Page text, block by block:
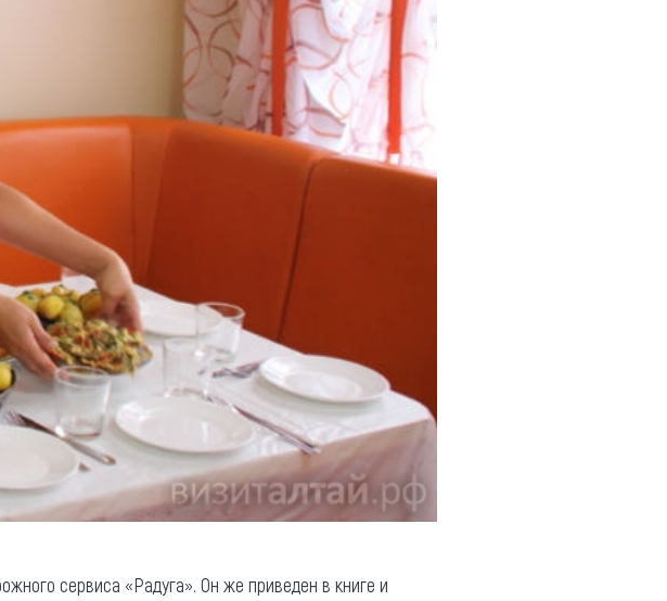
сервиса «Радуга». Он же приведен в книге и